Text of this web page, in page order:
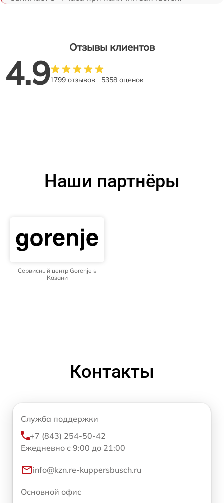
Отзывы клиентов
4.91799 отзывов 5358 оценок
Наши партнёры
Сервисный центр Gorenje в
Казани
Контакты
Служба поддержки
+7 (843) 254-50-42
Ежедневно с 9:00 до 21:00
info@kzn.re-kuppersbusch.ru
Основной офис